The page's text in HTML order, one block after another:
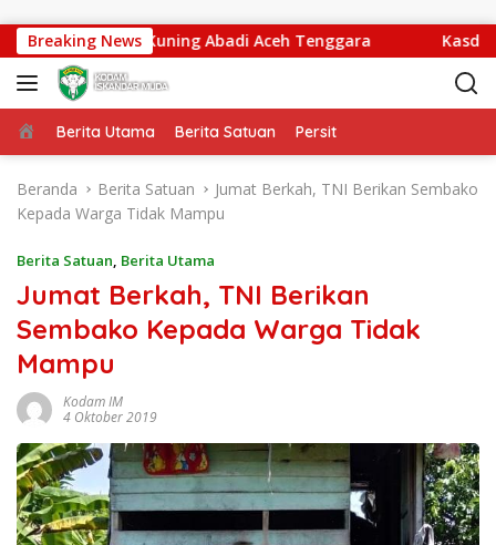
Breaking News
Warga Ds. Kuning Abadi Aceh Tenggara Kasdam
Beranda
Berita Utama Berita Satuan Persit
Beranda Berita Satuan
Jumat Berkah, TNI Berikan Sembako
Kepada Warga Tidak Mampu
Berita Satuan, Berita Utama
Jumat Berkah, TNI Berikan
Sembako Kepada Warga Tidak
Mampu
Kodam IM
4 Oktober 2019